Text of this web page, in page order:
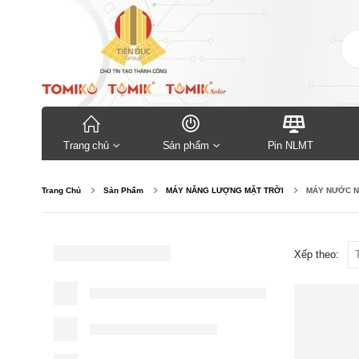
Trang chủ Sản phẩm Pin NLMT
Trang Chủ Sản Phẩm MÁY NĂNG LƯỢNG MẶT TRỜI MÁY NƯỚC
Xếp theo: